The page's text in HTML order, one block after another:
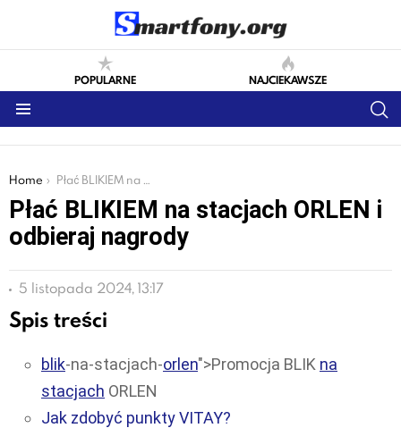
POPULARNE NAJCIEKAWSZE
You are here:
Home Płać BLIKIEM na stacjach ORLEN i odbieraj nagrody
Płać BLIKIEM na stacjach ORLEN i
odbieraj nagrody
5 listopada 2024, 13:17
Spis treści
blik-na-stacjach-orlen">Promocja BLIK na
stacjach ORLEN
Jak zdobyć punkty VITAY?